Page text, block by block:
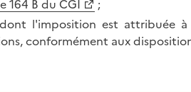
164 B du CGI
;
l'imposition est attribuée
conformément aux